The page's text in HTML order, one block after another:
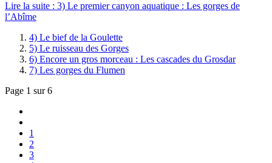
Lire la suite : 3) Le premier canyon aquatique : Les gorges de
l’Abîme
4) Le bief de la Goulette
5) Le ruisseau des Gorges
6) Encore un gros morceau : Les cascades du Grosdar
7) Les gorges du Flumen
Page 1 sur 6
1
2
3